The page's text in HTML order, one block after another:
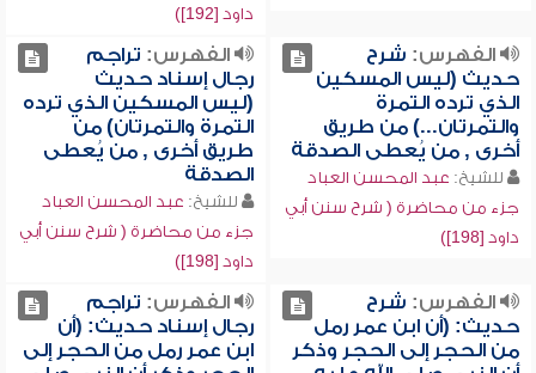
داود [192])
الفهرس: شرح
حديث (ليس المسكين
الذي ترده التمرة
والتمرتان...) من طريق
أخرى , من يُعطى الصدقة
للشيخ: عبد المحسن العباد
جزء من محاضرة ( شرح سنن أبي
داود [198])
الفهرس: تراجم
رجال إسناد حديث
(ليس المسكين الذي ترده
التمرة والتمرتان) من
طريق أخرى , من يُعطى
الصدقة
للشيخ: عبد المحسن العباد
جزء من محاضرة ( شرح سنن أبي
داود [198])
الفهرس: شرح
حديث: (أن ابن عمر رمل
من الحجر إلى الحجر وذكر
الفهرس: تراجم
رجال إسناد حديث: (أن
ابن عمر رمل من الحجر إلى